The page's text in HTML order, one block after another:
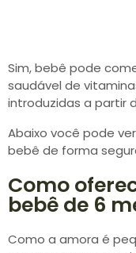
Sim, bebê pode
saudável de
introduzidas a partir
Abaixo você pode
bebê de forma
Como
bebê de 6
Como a amora é